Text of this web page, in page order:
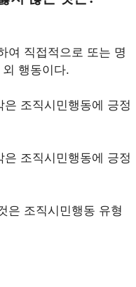
직접적으로 또는 명
행동이다.
조직시민행동에 긍정
조직시민행동에 긍정
조직시민행동 유형